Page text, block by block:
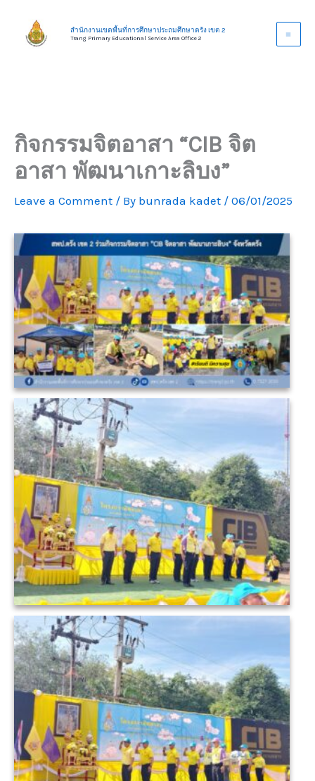
content
สำนักงานเขตพื้นที่การศึกษาประถมศึกษาตรัง เขต 2
Trang Primary Educational Service Area Office 2
กิจกรรมจิตอาสา “CIB จิต
อาสา พัฒนาเกาะลิบง”
Leave a Comment / By bunrada kadet / 06/01/2025